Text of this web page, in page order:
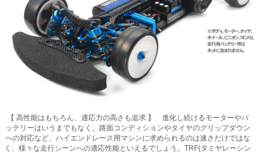
【 高性能はもちろん、適応力の高さも追求 】 進化し続けるモーターやバ
ッテリーはいうまでもなく、路面コンディションやタイヤのグリップダウン
への対応など、ハイエンドレース用マシンに求められるのは速さだけではな
く、様々な走行シーンへの適応性能といえるでしょう。TRF(タミヤレーシン